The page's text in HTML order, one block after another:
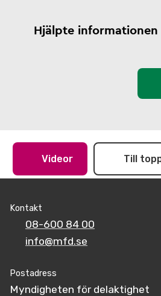
Hjälpte
Videor Till
Kontakt
08-600 84 00
info@mfd.se
Postadress
Myndigheten för delaktighet